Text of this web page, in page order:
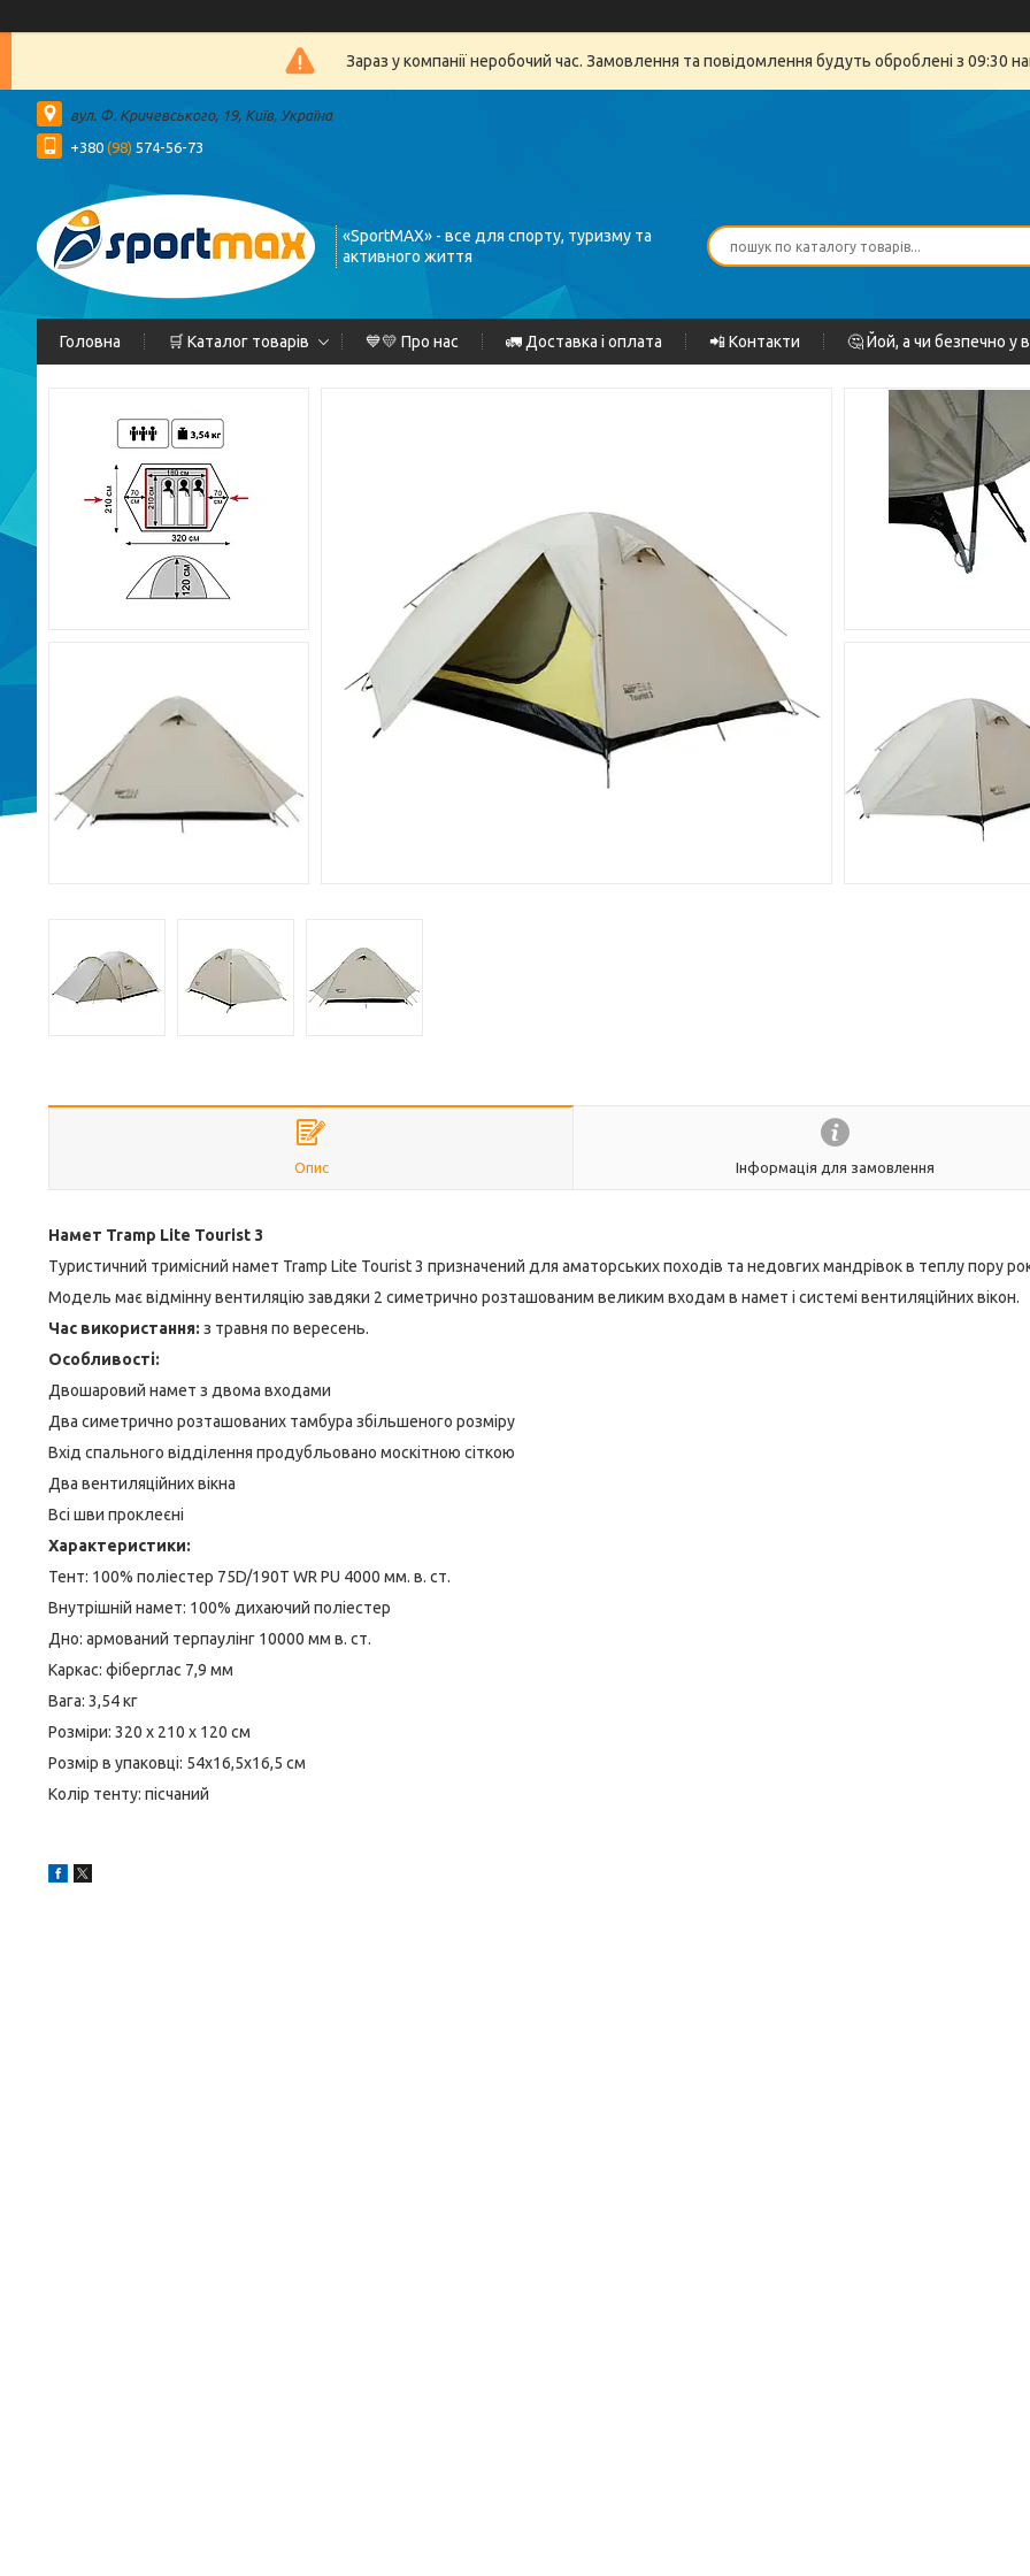
Зараз у компанії неробочий час. Замовлення та повідомлення будуть оброблені з 09:30
вул. Ф. Кричевського, 19, Київ, Україна
+380 (98) 574-56-73
«SportMAX» - все для спорту, туризму та
активного життя
Головна 🛒 Каталог товарів 💙💛 Про нас 🚛 Доставка і оплата 📲 Контакти 🤔 Йой, а чи безпечно у
Опис Інформація для замовлення
Намет Tramp Lite Tourist 3
Туристичний тримісний намет Tramp Lite Tourist 3 призначений для аматорських походів та недовгих мандрівок в теплу пору
Модель має відмінну вентиляцію завдяки 2 симетрично розташованим великим входам в намет і системі вентиляційних вікон.
Час використання: з травня по вересень.
Особливості:
Двошаровий намет з двома входами
Два симетрично розташованих тамбура збільшеного розміру
Вхід спального відділення продубльовано москітною сіткою
Два вентиляційних вікна
Всі шви проклеєні
Характеристики:
Тент: 100% поліестер 75D/190T WR PU 4000 мм. в. ст.
Внутрішній намет: 100% дихаючий поліестер
Дно: армований терпаулінг 10000 мм в. ст.
Каркас: фіберглас 7,9 мм
Вага: 3,54 кг
Розміри: 320 х 210 х 120 см
Розмір в упаковці: 54х16,5х16,5 см
Колір тенту: пісчаний